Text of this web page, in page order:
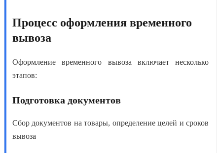
Процесс оформления временного
вывоза
Оформление временного вывоза включает несколько
этапов:
Подготовка документов
Сбор документов на товары, определение целей и сроков
вывоза